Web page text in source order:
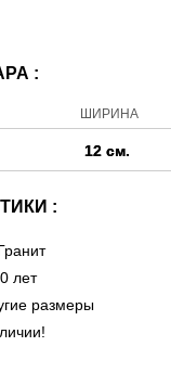
:
ШИРИНА
12 см.
:
лет
размеры